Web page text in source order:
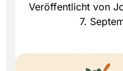
Veröffentlicht von
7.